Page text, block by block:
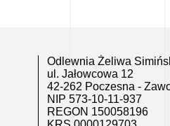
Odlewnia Żeliwa
ul. Jałowcowa 12
42-262 Poczesna -
NIP 573-10-11-937
REGON 150058196